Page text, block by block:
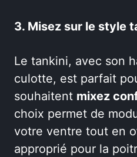
3. Misez sur le style
Le tankini, avec son
culotte, est parfait
souhaitent mixez
choix permet de
votre ventre tout en
approprié pour la